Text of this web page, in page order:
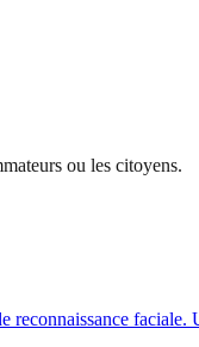
ou les citoyens.